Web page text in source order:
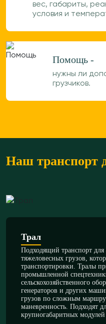
вес, габариты,
условия и
Помощь -
нужны ли
грузчиков.
Наш транспорт
Трал
Подходящий транспорт для
тяжеловесных грузов,
транспортировки. Тралы
промышленной
сельскохозяйственного
генераторов и других
грузов по сложным
маневренность. Подходят
крупногабаритных